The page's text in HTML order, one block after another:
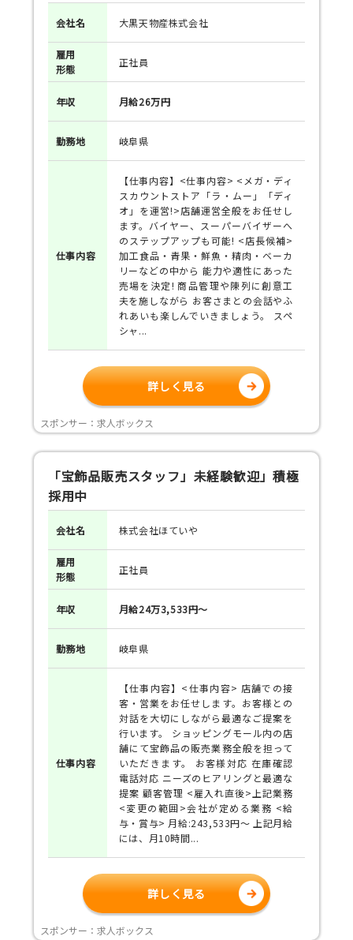
会社名 大黒天物産株式会社
雇用
形態
正社員
年収 月給26万円
勤務地 岐阜県
仕事内容
【仕事内容】<仕事内容> <メガ・ディ
スカウントストア「ラ・ムー」「ディ
オ」を運営!>店舗運営全般をお任せし
ます。バイヤー、スーパーバイザーへ
のステップアップも可能! <店長候補>
加工食品・青果・鮮魚・精肉・ベーカ
リーなどの中から 能力や適性にあった
売場を決定! 商品管理や陳列に創意工
夫を施しながら お客さまとの会話やふ
れあいも楽しんでいきましょう。
スペ
シャ...
詳しく見る
スポンサー：求人ボックス
「宝飾品販売スタッフ」未経験歓迎」積極
採用中
会社名 株式会社ほていや
雇用
形態
正社員
年収 月給24万3,533円～
勤務地 岐阜県
仕事内容
【仕事内容】<仕事内容> 店舗での接
客・営業をお任せします。お客様との
対話を大切にしながら最適なご提案を
行います。 ショッピングモール内の店
舗にて宝飾品の販売業務全般を担って
いただきます。 お客様対応 在庫確認
電話対応 ニーズのヒアリングと最適な
提案 顧客管理 <雇入れ直後>上記業務
<変更の範囲>会社が定める業務 <給
与・賞与> 月給:243,533円～ 上記月給
には、月10時間...
詳しく見る
スポンサー：求人ボックス